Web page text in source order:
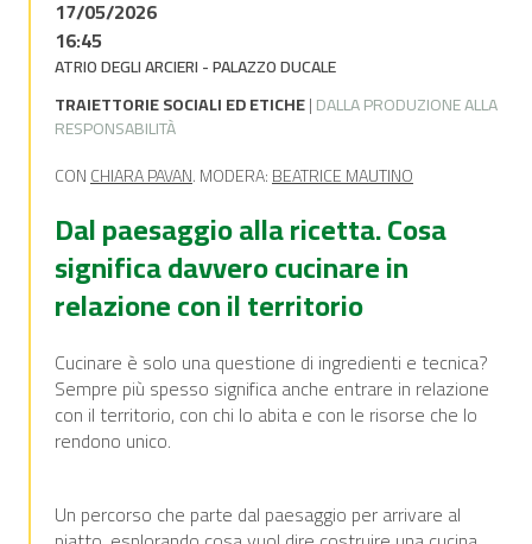
17/05/2026
16:45
ATRIO DEGLI ARCIERI - PALAZZO DUCALE
TRAIETTORIE SOCIALI ED ETICHE|DALLA PRODUZIONE ALLA
RESPONSABILITÀ
CONCHIARA PAVAN. MODERA:BEATRICE MAUTINO
Dal paesaggio alla ricetta. Cosa
significa davvero cucinare in
relazione con il territorio
Cucinare è solo una questione di ingredienti e tecnica?
Sempre più spesso significa anche entrare in relazione
con il territorio, con chi lo abita e con le risorse che lo
rendono unico.
Un percorso che parte dal paesaggio per arrivare al